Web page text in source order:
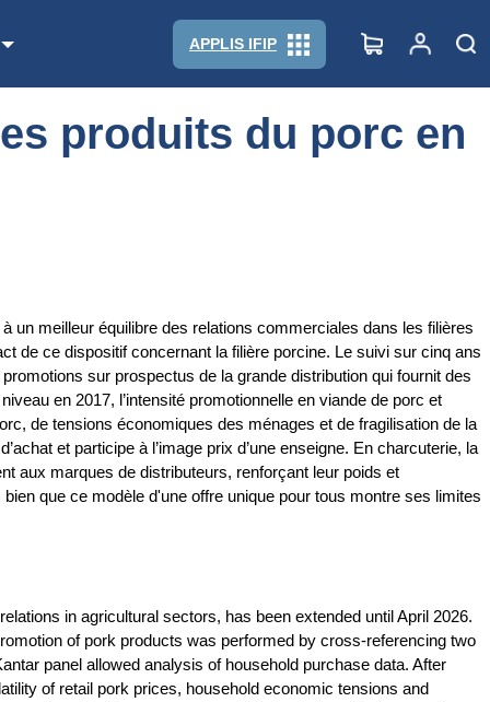
APPLIS IFIP
produits du porc en
un meilleur équilibre des relations commerciales dans les filières
de ce dispositif concernant la filière porcine. Le suivi sur cinq ans
sur prospectus de la grande distribution qui fournit des
en 2017, l’intensité promotionnelle en viande de porc et
de tensions économiques des ménages et de fragilisation de la
et participe à l’image prix d’une enseigne. En charcuterie, la
aux marques de distributeurs, renforçant leur poids et
que ce modèle d'une offre unique pour tous montre ses limites
in agricultural sectors, has been extended until April 2026.
of pork products was performed by cross-referencing two
panel allowed analysis of household purchase data. After
of retail pork prices, household economic tensions and